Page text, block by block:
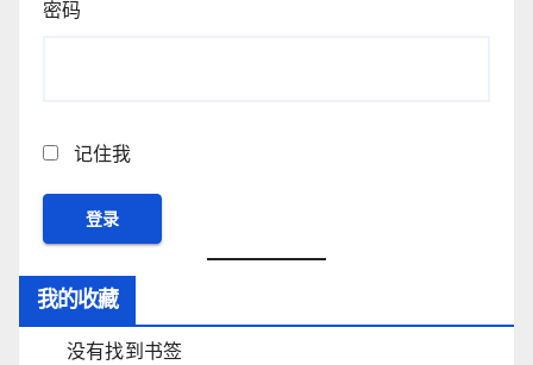
密码
记住我
我的收藏
没有找到书签